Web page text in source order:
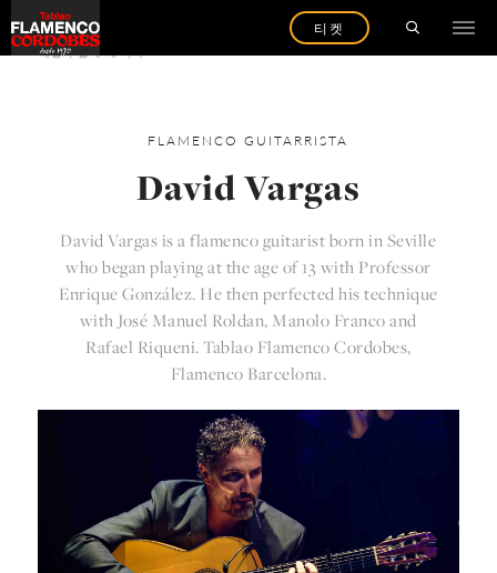
티켓
예술가 들에 게 다시
FLAMENCOGUITARRISTA
David Vargas
David Vargas is a flamenco guitarist born in Seville
who began playing at the age of 13 with Professor
Enrique González. He then perfected his technique
with José Manuel Roldan, Manolo Franco and
Rafael Riqueni. Tablao Flamenco Cordobes,
Flamenco Barcelona.